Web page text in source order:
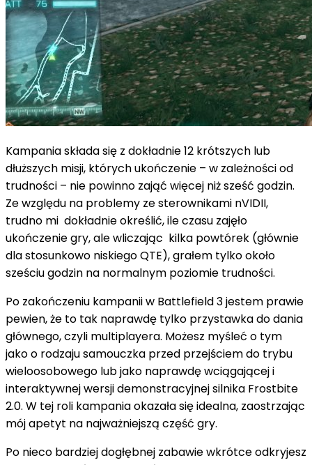
Kampania składa się z dokładnie 12 krótszych lub
dłuższych misji, których ukończenie – w zależności od
trudności – nie powinno zająć więcej niż sześć godzin.
Ze względu na problemy ze sterownikami nVIDII,
trudno mi dokładnie określić, ile czasu zajęło
ukończenie gry, ale wliczając kilka powtórek (głównie
dla stosunkowo niskiego QTE), grałem tylko około
sześciu godzin na normalnym poziomie trudności.
Po zakończeniu kampanii w Battlefield 3 jestem prawie
pewien, że to tak naprawdę tylko przystawka do dania
głównego, czyli multiplayera. Możesz myśleć o tym
jako o rodzaju samouczka przed przejściem do trybu
wieloosobowego lub jako naprawdę wciągającej i
interaktywnej wersji demonstracyjnej silnika Frostbite
2.0. W tej roli kampania okazała się idealna, zaostrzając
mój apetyt na najważniejszą część gry.
Po nieco bardziej dogłębnej zabawie wkrótce odkryjesz